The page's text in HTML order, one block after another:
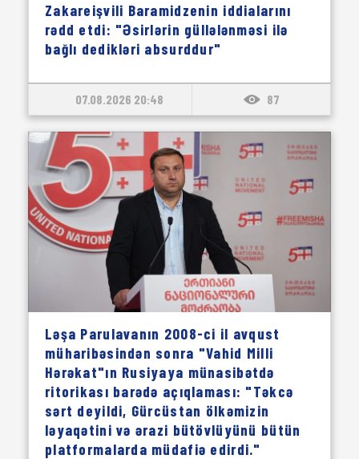
Zakareişvili Baramidzenin iddialarını
rədd etdi: "Əsirlərin güllələnməsi ilə
bağlı dedikləri absurddur"
07.08.2026 20:48 87
Ləşa Parulavanın 2008-ci il avqust
müharibəsindən sonra "Vahid Milli
Hərəkat"ın Rusiyaya münasibətdə
ritorikası barədə açıqlaması: "Təkcə
sərt deyildi, Gürcüstan ölkəmizin
ləyaqətini və ərazi bütövlüyünü bütün
platformalarda müdafiə edirdi."